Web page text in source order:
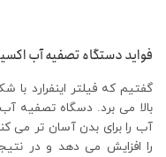
فواید دستگاه تصفیه آب
گفتیم که فیلتر اینفرارد
بالا می برد. دسگاه تصفیه
آب را برای بدن آسان تر
را افزایش می دهد و در